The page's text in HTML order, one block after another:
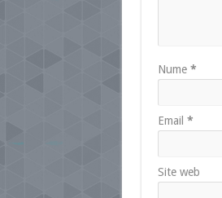
Nume *
Email *
Site web